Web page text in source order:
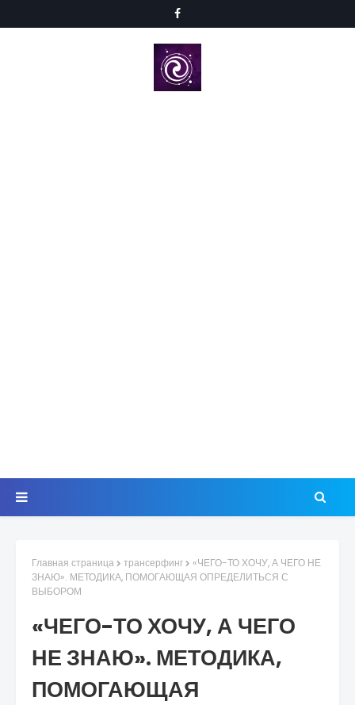
Главная страница трансерфинг
«ЧЕГО-ТО ХОЧУ, А ЧЕГО НЕ
ЗНАЮ». МЕТОДИКА, ПОМОГАЮЩАЯ ОПРЕДЕЛИТЬСЯ С
ВЫБОРОМ
«ЧЕГО-ТО ХОЧУ, А ЧЕГО
НЕ ЗНАЮ». МЕТОДИКА,
ПОМОГАЮЩАЯ